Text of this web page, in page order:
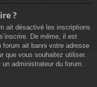
?
ait désactivé les inscriptions
De même, il est
forum ait banni votre adresse
que vous souhaitez utiliser.
administrateur du forum.